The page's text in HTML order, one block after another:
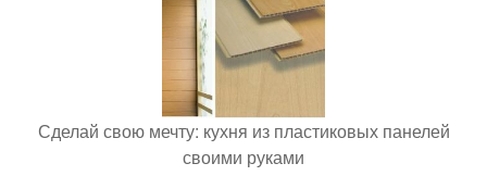
Сделай свою мечту: кухня из пластиковых панелей
своими руками